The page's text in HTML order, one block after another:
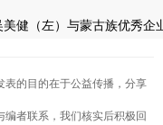
健（左）与蒙古族优秀企
表的目的在于公益传播，分享
者联系，我们核实后积极回